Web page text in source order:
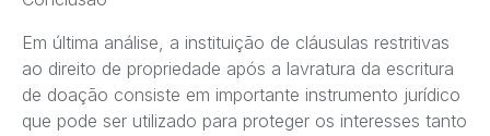
Em última análise, a instituição de cláusulas restritivas
ao direito de propriedade após a lavratura da escritura
de doação consiste em importante instrumento jurídico
que pode ser utilizado para proteger os interesses tanto